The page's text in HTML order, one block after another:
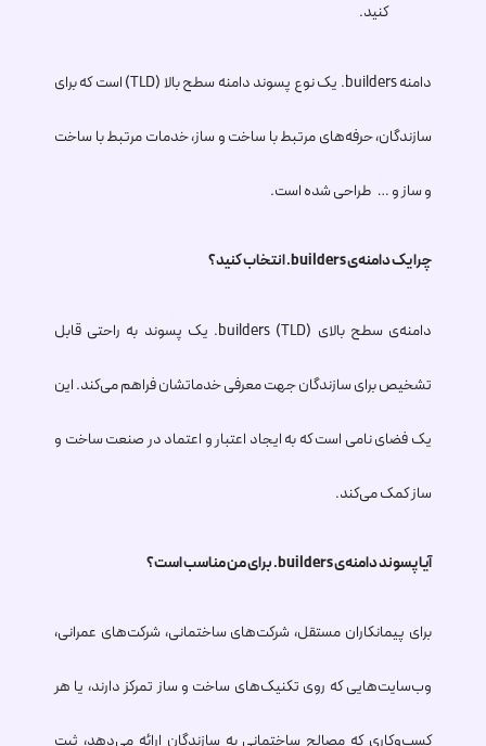
کنید.
دامنه.builders یک نوع پسوند دامنه سطح بالا (TLD) است که برای
سازندگان، حرفه‌های مرتبط با ساخت و ساز، خدمات مرتبط با ساخت
و ساز و … طراحی شده است.
چرا یک دامنه‌ی.buildersانتخاب کنید؟
دامنه‌ی سطح بالای (TLD) .builders یک پسوند به راحتی قابل
تشخیص برای سازندگان جهت معرفی خدماتشان فراهم می‌کند. این
یک فضای نامی است که به ایجاد اعتبار و اعتماد در صنعت ساخت و
ساز کمک می‌کند.
آیا پسوند دامنه‌ی.buildersبرای من مناسب است؟
برای پیمانکاران مستقل، شرکت‌های ساختمانی، شرکت‌های عمرانی،
وب‌سایت‌هایی که روی تکنیک‌های ساخت و ساز تمرکز دارند، یا هر